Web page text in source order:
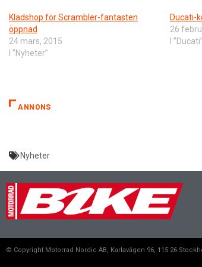
Klädshop för Scrambler-fantasten
öppnad
24 mars, 2015
I ”Nyheter”
Ducati-
26
I ”Ducati”
ANNONS
Nyheter
© Copyright Motorrad Nordic AB, Karlavägen 96, 115 26